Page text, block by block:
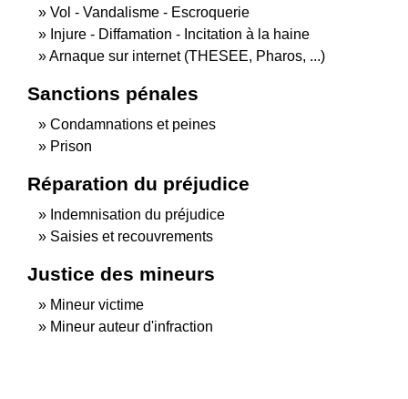
Vol - Vandalisme - Escroquerie
Injure - Diffamation - Incitation à la haine
Arnaque sur internet (THESEE, Pharos, ...)
Sanctions pénales
Condamnations et peines
Prison
Réparation du préjudice
Indemnisation du préjudice
Saisies et recouvrements
Justice des mineurs
Mineur victime
Mineur auteur d'infraction